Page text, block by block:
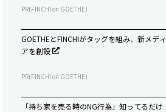
PR(FINCHI on GOETHE)
GOETHEとFINCHIがタッグを組み、新メディ
アを創設
PR(FINCHI on GOETHE)
「持ち家を売る時のNG行為」知ってるだけ